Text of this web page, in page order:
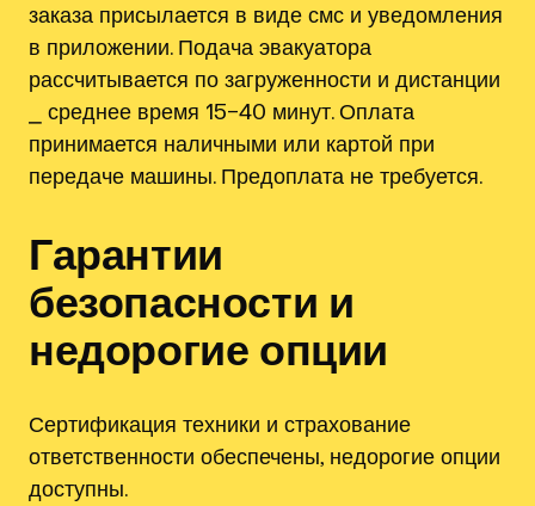
заказа присылается в виде смс и уведомления
в приложении. Подача эвакуатора
рассчитывается по загруженности и дистанции
⎯ среднее время 15–40 минут. Оплата
принимается наличными или картой при
передаче машины. Предоплата не требуется.
Гарантии
безопасности и
недорогие опции
Сертификация техники и страхование
ответственности обеспечены, недорогие опции
доступны.